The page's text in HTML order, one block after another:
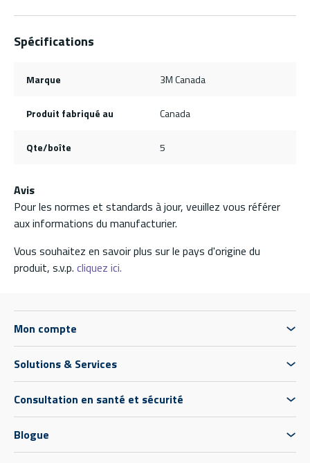
Spécifications
Marque 3M Canada
Produit fabriqué au Canada
Qte/boîte 5
Avis
Pour les normes et standards à jour, veuillez vous référer
aux informations du manufacturier.
Vous souhaitez en savoir plus sur le pays d'origine du
produit, s.v.p. cliquez ici.
Mon compte
Solutions & Services
Consultation en santé et sécurité
Blogue